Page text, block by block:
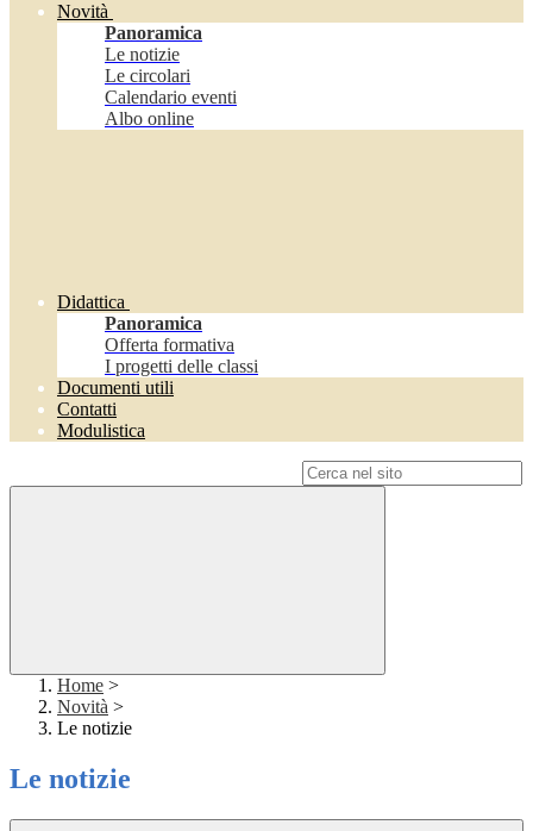
Novità
Panoramica
Le notizie
Le circolari
Calendario eventi
Albo online
Didattica
Panoramica
Offerta formativa
I progetti delle classi
Documenti utili
Contatti
Modulistica
Home >
Novità >
Le notizie
Le notizie